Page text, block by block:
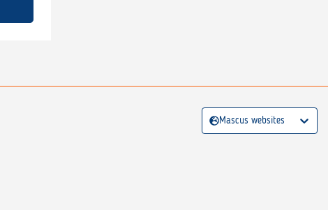
Mascus websites